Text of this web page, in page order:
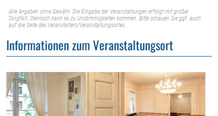
Alle Angaben ohne Gewähr. Die Eingabe der Veranstaltungen erfolgt mit großer
Sorgfalt. Dennoch kann es zu Unstimmigkeiten kommen. Bitte schauen Sie ggf. auch
auf die Seite des Veranstalters/Veranstaltungsortes.
Informationen zum Veranstaltungsort